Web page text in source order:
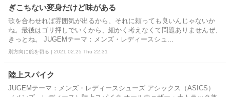
ぎこちない変身だけど味がある
歌を合わせれば雰囲気が出るから、それに頼っても良いんじゃないか
ね。最後はゴリ押しでいくから、細かく考えなくて問題ありませんぜ、
きっとね。 JUGEMテーマ：メンズ・レディースシュ...
別方向に舵を切る | 2021.02.25 Thu 22:31
陸上スパイク
JUGEMテーマ：メンズ・レディースシューズ アシックス（ASICS）